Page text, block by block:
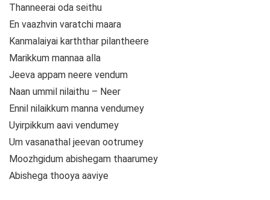
Thanneerai oda seithu
En vaazhvin varatchi maara
Kanmalaiyai karththar pilantheere
Marikkum mannaa alla
Jeeva appam neere vendum
Naan ummil nilaithu – Neer
Ennil nilaikkum manna vendumey
Uyirpikkum aavi vendumey
Um vasanathal jeevan ootrumey
Moozhgidum abishegam thaarumey
Abishega thooya aaviye